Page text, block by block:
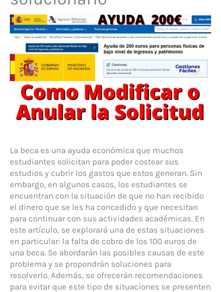
La beca es una ayuda económica que muchos
estudiantes solicitan para poder costear sus
estudios y cubrir los gastos que estos generan. Sin
embargo, en algunos casos, los estudiantes se
encuentran con la situación de que no han recibido
el dinero que se les ha concedido y que necesitan
para continuar con sus actividades académicas. En
este artículo, se explorará una de estas situaciones
en particular: la falta de cobro de los 100 euros de
una beca. Se abordarán las posibles causas de este
problema y se propondrán soluciones para
resolverlo. Además, se ofrecerán recomendaciones
para evitar que este tipo de situaciones se presenten